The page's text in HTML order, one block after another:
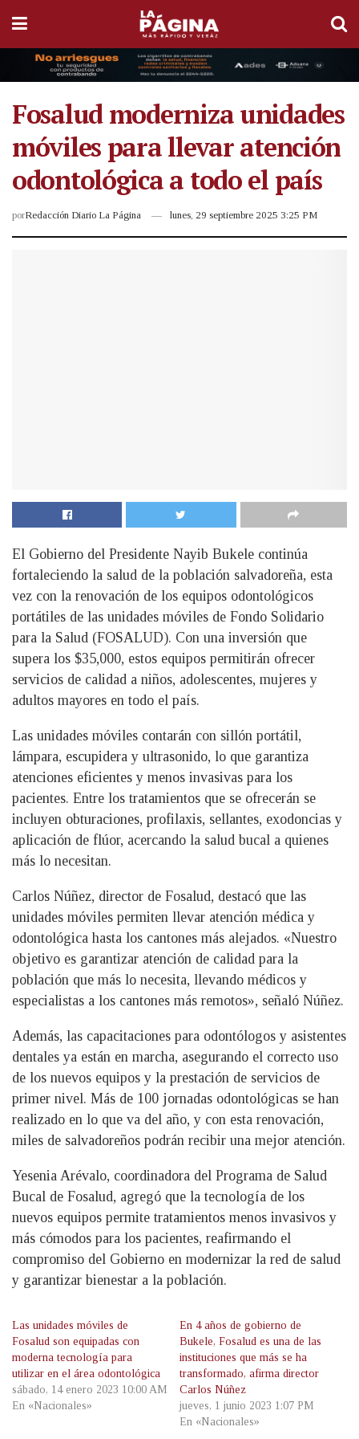
Fosalud moderniza unidades
móviles para llevar atención
odontológica a todo el país
porRedacción Diario La Página lunes, 29 septiembre 2025 3:25 PM
El Gobierno del Presidente Nayib Bukele continúa
fortaleciendo la salud de la población salvadoreña, esta
vez con la renovación de los equipos odontológicos
portátiles de las unidades móviles de Fondo Solidario
para la Salud (FOSALUD). Con una inversión que
supera los $35,000, estos equipos permitirán ofrecer
servicios de calidad a niños, adolescentes, mujeres y
adultos mayores en todo el país.
Las unidades móviles contarán con sillón portátil,
lámpara, escupidera y ultrasonido, lo que garantiza
atenciones eficientes y menos invasivas para los
pacientes. Entre los tratamientos que se ofrecerán se
incluyen obturaciones, profilaxis, sellantes, exodoncias y
aplicación de flúor, acercando la salud bucal a quienes
más lo necesitan.
Carlos Núñez, director de Fosalud, destacó que las
unidades móviles permiten llevar atención médica y
odontológica hasta los cantones más alejados. «Nuestro
objetivo es garantizar atención de calidad para la
población que más lo necesita, llevando médicos y
especialistas a los cantones más remotos», señaló Núñez.
Además, las capacitaciones para odontólogos y asistentes
dentales ya están en marcha, asegurando el correcto uso
de los nuevos equipos y la prestación de servicios de
primer nivel. Más de 100 jornadas odontológicas se han
realizado en lo que va del año, y con esta renovación,
miles de salvadoreños podrán recibir una mejor atención.
Yesenia Arévalo, coordinadora del Programa de Salud
Bucal de Fosalud, agregó que la tecnología de los
nuevos equipos permite tratamientos menos invasivos y
más cómodos para los pacientes, reafirmando el
compromiso del Gobierno en modernizar la red de salud
y garantizar bienestar a la población.
Las unidades móviles de
Fosalud son equipadas con
moderna tecnología para
utilizar en el área odontológica
sábado, 14 enero 2023 10:00 AM
En «Nacionales»
En 4 años de gobierno de
Bukele, Fosalud es una de las
instituciones que más se ha
transformado, afirma director
Carlos Núñez
jueves, 1 junio 2023 1:07 PM
En «Nacionales»